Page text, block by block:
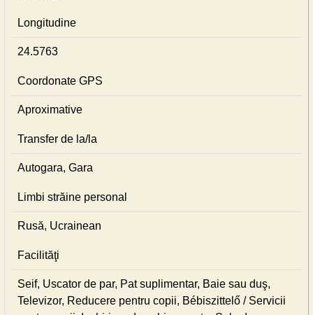
Longitudine
24.5763
Coordonate GPS
Aproximative
Transfer de la/la
Autogara, Gara
Limbi străine personal
Rusă, Ucrainean
Facilităţi
Seif, Uscator de par, Pat suplimentar, Baie sau duş,
Televizor, Reducere pentru copii, Bébiszittelő / Servicii